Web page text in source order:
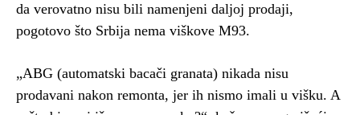
da verovatno nisu bili namenjeni daljoj prodaji,
pogotovo što Srbija nema viškove M93.
„ABG (automatski bacači granata) nikada nisu
prodavani nakon remonta, jer ih nismo imali u višku. A